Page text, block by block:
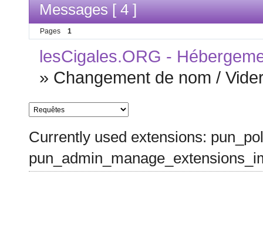
Messages [ 4 ]
Pages 1
lesCigales.ORG -
» Changement de nom /
Currently used extensions: